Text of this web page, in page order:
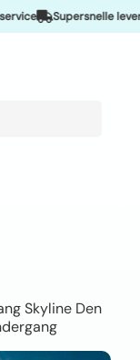
Supersnelle levering
Skyline Den